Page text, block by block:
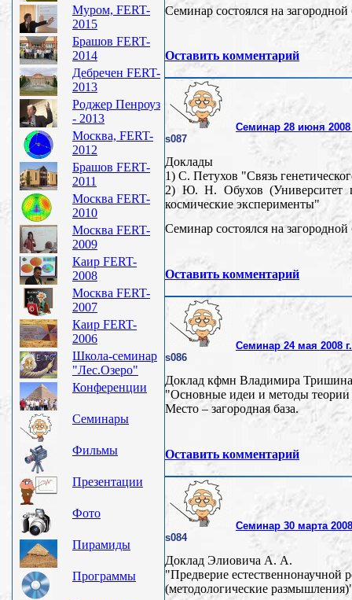
Муром, FERT-
2015
Брашов FERT-
2014
Дебречен FERT-
2013
Роджер Пенроуз
- 2013
Москва, FERT-
2012
Брашов FERT-
2011
Москва FERT-
2010
Москва FERT-
2009
Каир FERT-
2008
Москва FERT-
2007
Каир FERT-
2006
Школа-семинар
"Лес.Озеро"
Конференции
Семинары
Фильмы
Презентации
Фото
Пирамиды
Программы
Семинар состоялся на загородной
Оставить комментарий
Семинар 28 июня 2008
s087
Доклады
1) С. Петухов "Связь
2) Ю. Н. Обухов (Университет
космические эксперименты"
Семинар состоялся на загородной
Оставить комментарий
Семинар 24 мая 2008 г.
s086
Доклад кфмн Владимира Тришина
"Основные идеи и методы теории
Место – загородная база.
Оставить комментарий
Семинар 30 марта 2008
s084
Доклад Элиовича А. А.
"Предверие естественнонаучной
(методологические